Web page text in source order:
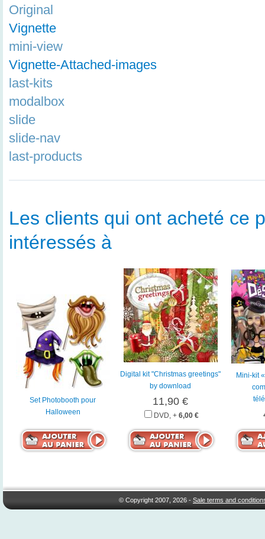
Original
Vignette
mini-view
Vignette-Attached-images
last-kits
modalbox
slide
slide-nav
last-products
Les clients qui ont acheté ce
intéressés à
Set Photobooth pour
Halloween
Digital kit "Christmas greetings"
by download
11,90 €
DVD, + 6,00 €
Mini-kit
© Copyright 2007, 2026 -Sale terms and